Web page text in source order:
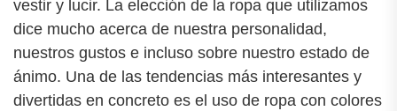
vestir y lucir. La elección de la ropa que utilizamos
dice mucho acerca de nuestra personalidad,
nuestros gustos e incluso sobre nuestro estado de
ánimo. Una de las tendencias más interesantes y
divertidas en concreto es el uso de ropa con colores